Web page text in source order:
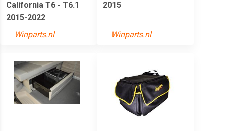
California T6 - T6.1
2015-2022
Winparts.nl
2015
Winparts.nl